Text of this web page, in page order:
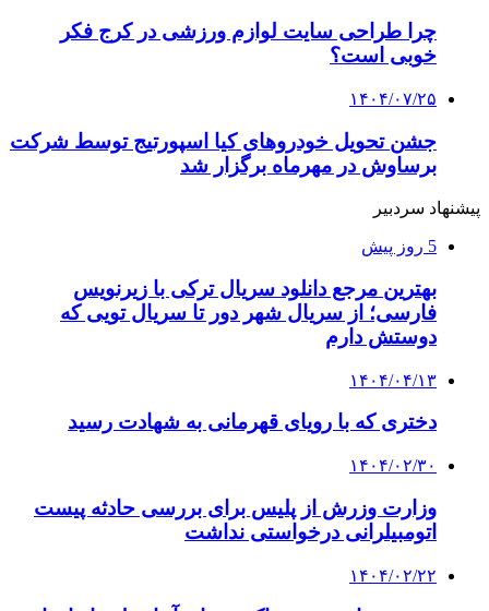
چرا طراحی سایت لوازم ورزشی در کرج فکر
خوبی است؟
۱۴۰۴/۰۷/۲۵
جشن تحویل خودروهای کیا اسپورتیج توسط شرکت
برساوش در مهرماه برگزار شد
پیشنهاد سردبیر
5 روز پیش
بهترین مرجع دانلود سریال ترکی با زیرنویس
فارسی؛ از سریال شهر دور تا سریال تویی که
دوستش دارم
۱۴۰۴/۰۴/۱۳
دختری که با رویای قهرمانی به شهادت رسید
۱۴۰۴/۰۲/۳۰
وزارت وزرش از پلیس برای بررسی حادثه پیست
اتومبیلرانی درخواستی نداشت
۱۴۰۴/۰۲/۲۲